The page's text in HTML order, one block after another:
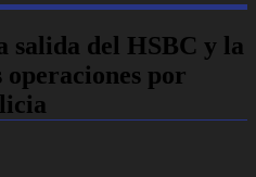
salida del HSBC y la
operaciones por